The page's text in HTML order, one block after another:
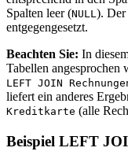
Spalten leer (NULL). Der
entgegengesetzt.
Beachten Sie: In
Tabellen angesprochen
LEFT JOIN
liefert ein anderes
Kreditkarte (alle
Beispiel LEFT